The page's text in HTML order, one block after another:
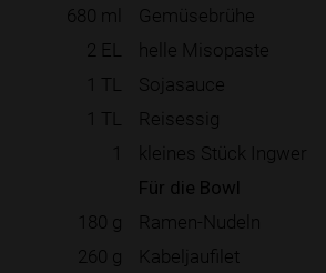
680 ml
Gemüsebrühe
2 EL
helle Misopaste
1 TL
Sojasauce
1 TL
Reisessig
1
kleines Stück Ingwer
Für die Bowl
180 g
Ramen-Nudeln
260 g
Kabeljaufilet